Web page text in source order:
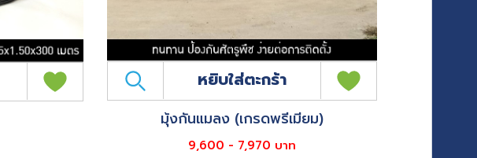
หยิบใส่ตะกร้า
มุ้งกันแมลง (เกรดพรีเมียม)
9,600 - 7,970 บาท